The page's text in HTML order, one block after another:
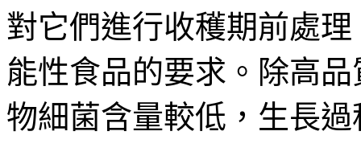
對它們進行收穫期前處
能性食品的要求。除高
物細菌含量較低，生長